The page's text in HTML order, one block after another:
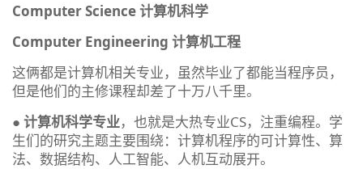
Computer Science 计算机科学
Computer Engineering 计算机工程
这俩都是计算机相关专业，虽然毕业了都能当程序员，
但是他们的主修课程却差了十万八千里。
● 计算机科学专业，也就是大热专业CS，注重编程。学
生们的研究主题主要围绕：计算机程序的可计算性、算
法、数据结构、人工智能、人机互动展开。